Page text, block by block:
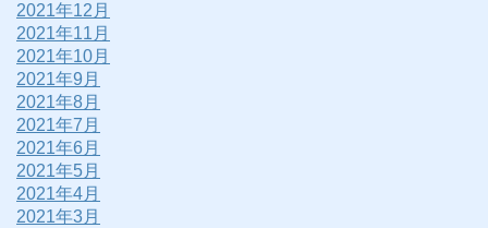
2021年12月
2021年11月
2021年10月
2021年9月
2021年8月
2021年7月
2021年6月
2021年5月
2021年4月
2021年3月